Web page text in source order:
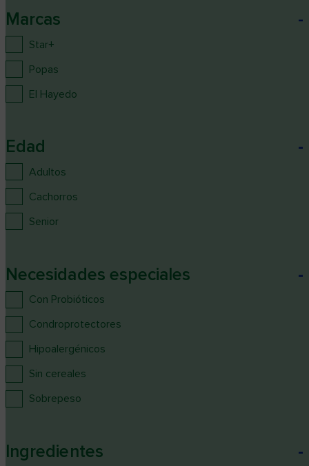
Marcas -
Star+
Popas
El Hayedo
Edad -
Adultos
Cachorros
Senior
Necesidades especiales -
Con Probióticos
Condroprotectores
Hipoalergénicos
Sin cereales
Sobrepeso
Ingredientes -